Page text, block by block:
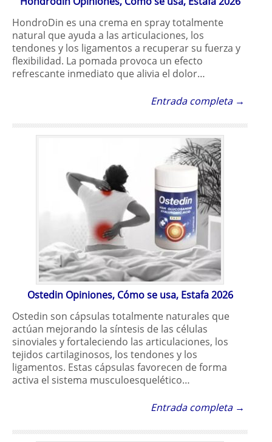
HondroDin es una crema en spray totalmente
natural que ayuda a las articulaciones, los
tendones y los ligamentos a recuperar su fuerza y
flexibilidad. La pomada provoca un efecto
refrescante inmediato que alivia el dolor…
Entrada completa →
Ostedin Opiniones, Cómo se usa, Estafa 2026
Ostedin son cápsulas totalmente naturales que
actúan mejorando la síntesis de las células
sinoviales y fortaleciendo las articulaciones, los
tejidos cartilaginosos, los tendones y los
ligamentos. Estas cápsulas favorecen de forma
activa el sistema musculoesquelético…
Entrada completa →